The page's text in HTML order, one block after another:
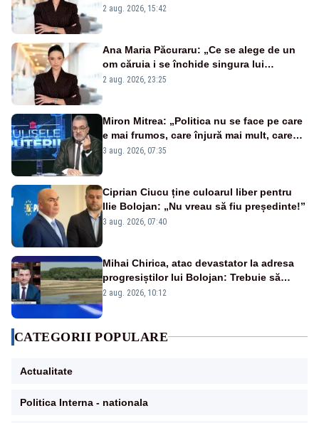
emisiunii „Miza Zilei” la Realitatea PLUS
2 aug. 2026, 15:42
Ana Maria Păcuraru: „Ce se alege de un
om căruia i se închide singura lui
portiță?”
2 aug. 2026, 23:25
Miron Mitrea: „Politica nu se face pe care
e mai frumos, care înjură mai mult, care
țipă mai tare, ci pe proiecte”
3 aug. 2026, 07:35
Ciprian Ciucu ține culoarul liber pentru
Ilie Bolojan: „Nu vreau să fiu președinte!”
3 aug. 2026, 07:40
Mihai Chirica, atac devastator la adresa
progresiștilor lui Bolojan: Trebuie să
protejăm și natura, dar nu șținem omaneii
2 aug. 2026, 10:12
CATEGORII POPULARE
Actualitate
Politica Interna - nationala